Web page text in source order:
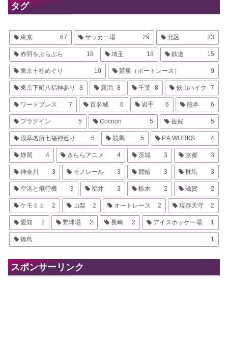
タグ
東京 67 サッカー場 29 北区 23
赤羽をぶらぶら 18 埼玉 18 鉄道 15
東京十社めぐり 10 競艇（ボートレース） 9
東京下町八福神参り 8 新潟 8 千葉 8 低山ハイク 7
ワードプレス 7 百名城 6 岩手 6 熊本 6
プラグイン 5 Cocoon 5 佐賀 5
浅草名所七福神巡り 5 競馬 5 P.A.WORKS 4
静岡 4 きららアニメ 4 茨城 3 京都 3
神奈川 3 モノレール 3 競輪 3 群馬 3
空港と飛行機 3 福井 3 栃木 2 滋賀 2
ケモミミ 2 山梨 2 オートレース 2 現存天守 2
愛知 2 野球場 2 長崎 2 アイスホッケー場 1
徳島 1
スポンサーリンク